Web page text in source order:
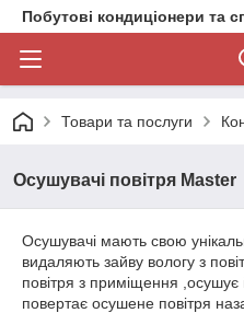
Побутові кондиціонери та
Товари та послуги
Осушувачі повітря Master
Осушувачі мають свою
видаляють зайву вологу з
повітря з приміщення
повертає осушене повітря